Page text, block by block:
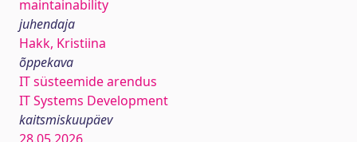
maintainability
juhendaja
Hakk, Kristiina
õppekava
IT süsteemide arendus
IT Systems Development
kaitsmiskuupäev